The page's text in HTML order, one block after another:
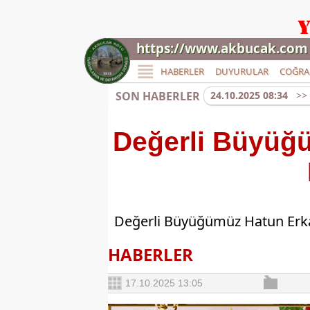
https://www.akbucak.com
HABERLER DUYURULAR
SON HABERLER 24.10.2025 08:34
17.10.2025 13:05>>
08.04.2025 18:00>>
10.10.2024 11:34>>
22.09.2024 09:45>>
Değerli
Değerli Büyüğümüz Hatun
HABERLER
17.10.2025 13:05